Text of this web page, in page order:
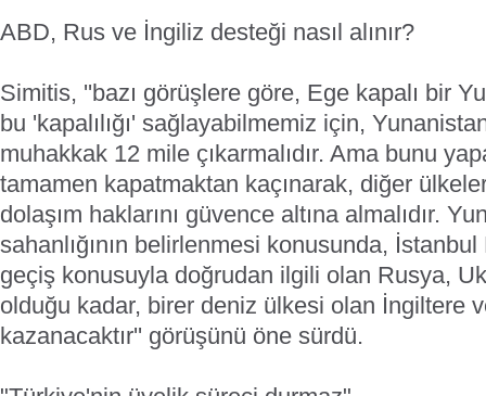
ABD, Rus ve İngiliz desteği nasıl alınır?
Simitis, ''bazı görüşlere göre, Ege kapalı bir
bu 'kapalılığı' sağlayabilmemiz için,
muhakkak 12 mile çıkarmalıdır. Ama bunu
tamamen kapatmaktan kaçınarak, diğer
dolaşım haklarını güvence altına almalıdır.
sahanlığının belirlenmesi konusunda, İstanbul
geçiş konusuyla doğrudan ilgili olan Rusya,
olduğu kadar, birer deniz ülkesi olan İngiltere
kazanacaktır'' görüşünü öne sürdü.